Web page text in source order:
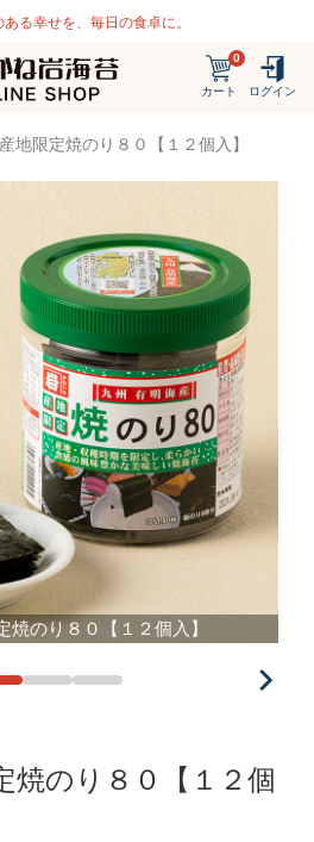
る幸せを、毎日の食卓に。
カート
0
ログイン
地限定焼のり８０【１２個入】
焼のり８０【１２個入】
焼のり８０【１２個